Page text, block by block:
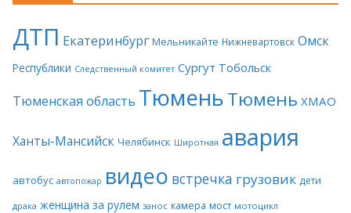
ДТП Екатеринбург Мельникайте Нижневартовск Омск
Республики Следственный комитет Сургут Тобольск
Тюменская область ТюменьТюмень ХМАО
Ханты-Мансийск Челябинск Широтная авария
автобус автопожар видео встречка грузовик дети
драка женщина за рулем занос камера мост мотоцикл